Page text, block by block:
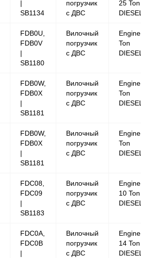
|
SB1134
погрузчик
с ДВС
25 Ton
FDB0U,
FDB0V
|
SB1180
Вилочный
погрузчик
с ДВС
Ton
FDB0W,
FDB0X
|
SB1181
Вилочный
погрузчик
с ДВС
Ton
FDB0W,
FDB0X
|
SB1181
Вилочный
погрузчик
с ДВС
Ton
FDC08,
FDC09
|
SB1183
Вилочный
погрузчик
с ДВС
Engine
10 Ton
FDC0A,
FDC0B
|
Вилочный
погрузчик
с ДВС
Engine
14 Ton